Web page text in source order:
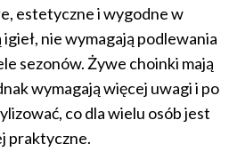
estetyczne i wygodne w
nie wymagają podlewania
sezonów. Żywe choinki mają
wymagają więcej uwagi i po
co dla wielu osób jest
praktyczne.